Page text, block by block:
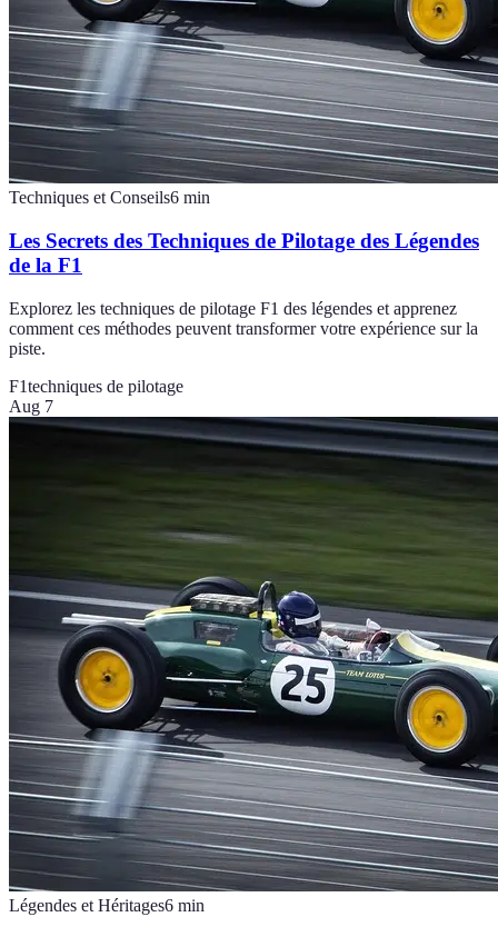
Techniques et Conseils6 min
Les Secrets des Techniques de Pilotage des Légendes
de la F1
Explorez les techniques de pilotage F1 des légendes et apprenez
comment ces méthodes peuvent transformer votre expérience sur la
piste.
F1techniques de pilotage
Aug 7
Légendes et Héritages6 min